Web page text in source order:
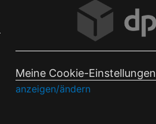
Meine Cookie-Einstellungen
anzeigen/ändern